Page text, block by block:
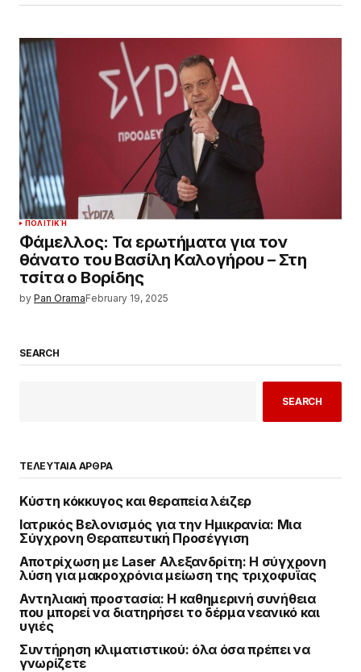
ΠΟΛΙΤΙΚΉ
Φάμελλος: Τα ερωτήματα για τον
θάνατο του Βασίλη Καλογήρου – Στη
τσίτα ο Βορίδης
by Pan OramaFebruary 19, 2025
SEARCH
SEARCH
ΤΕΛΕΥΤΑΙΑ ΑΡΘΡΑ
Κύστη κόκκυγος και θεραπεία λέιζερ
Ιατρικός Βελονισμός για την Ημικρανία: Μια
Σύγχρονη Θεραπευτική Προσέγγιση
Αποτρίχωση με Laser Αλεξανδρίτη: Η σύγχρονη
λύση για μακροχρόνια μείωση της τριχοφυΐας
Αντηλιακή προστασία: Η καθημερινή συνήθεια
που μπορεί να διατηρήσει το δέρμα νεανικό και
υγιές
Συντήρηση κλιματιστικού: όλα όσα πρέπει να
γνωρίζετε